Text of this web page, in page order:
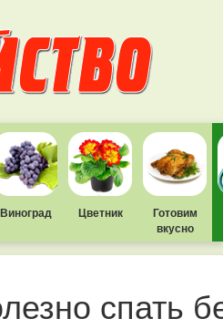
Виноград Цветник
Готовим
вкусно
спать